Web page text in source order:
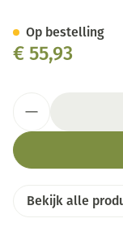
€ 55,93
Op bestelling
Bekijk alle